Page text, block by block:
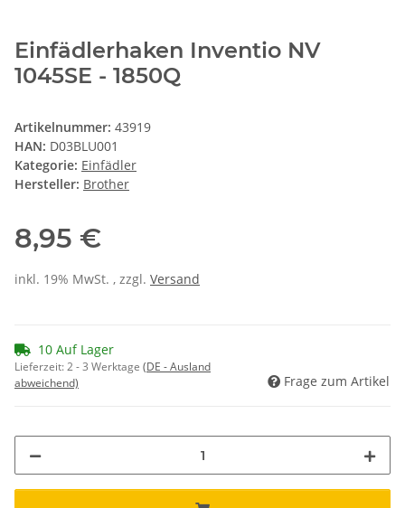
Einfädlerhaken Inventio NV
1045SE - 1850Q
Artikelnummer: 43919
HAN: D03BLU001
Kategorie: Einfädler
Hersteller: Brother
8,95 €
inkl. 19% MwSt. , zzgl. Versand
10 Auf Lager
Lieferzeit:2 - 3 Werktage (DE - Ausland
abweichend)
Frage zum Artikel